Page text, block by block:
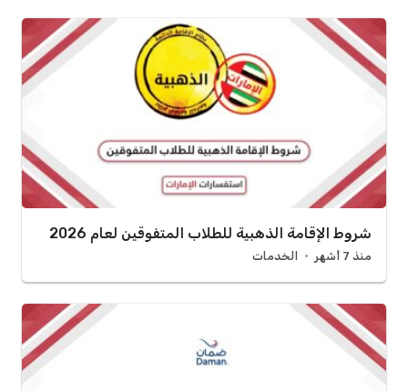
شروط الإقامة الذهبية للطلاب المتفوقين لعام 2026
منذ 7 أشهر الخدمات